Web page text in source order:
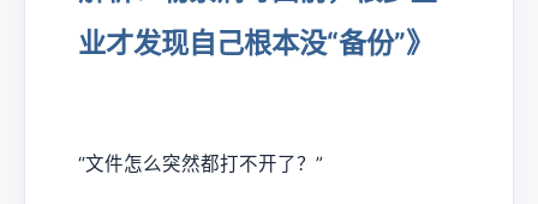
业才发现自己根本没“备份”》
“文件怎么突然都打不开了？”